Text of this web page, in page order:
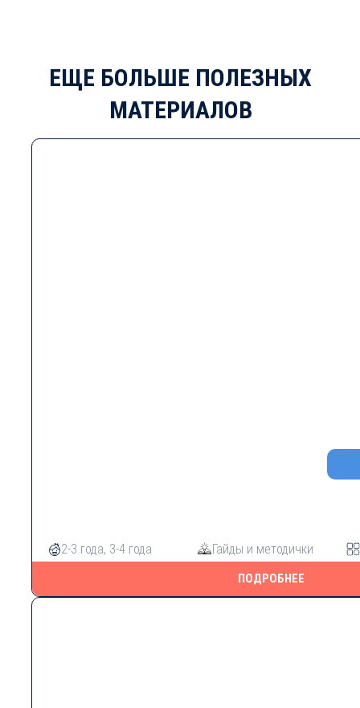
ЕЩЕ БОЛЬШЕ ПОЛЕЗНЫХ
МАТЕРИАЛОВ
2-3 года, 3-4 года Гайды и методички
ПОДРОБНЕЕ